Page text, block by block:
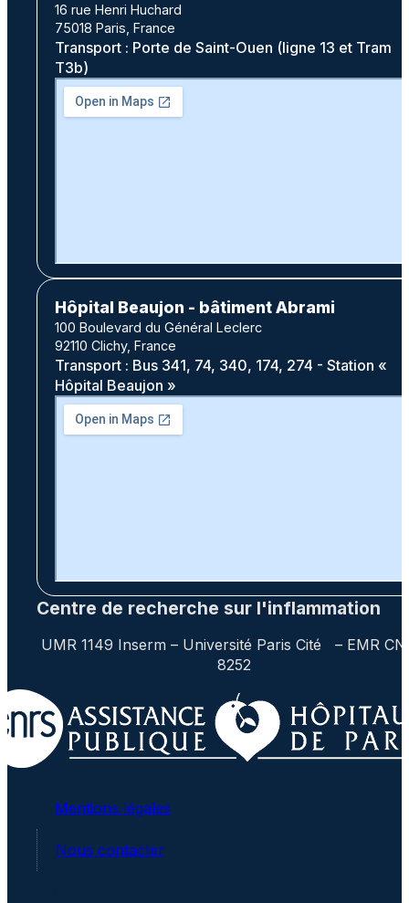
16 rue Henri Huchard
75018 Paris, France
Transport : Porte de Saint-Ouen (ligne 13 et Tram
T3b)
Hôpital Beaujon - bâtiment Abrami
100 Boulevard du Général Leclerc
92110 Clichy, France
Transport : Bus 341, 74, 340, 174, 274 - Station «
Hôpital Beaujon »
Centre de recherche sur l'inflammation
UMR 1149 Inserm – Université Paris Cité – EMR
8252
Mentions légales
Nous contacter